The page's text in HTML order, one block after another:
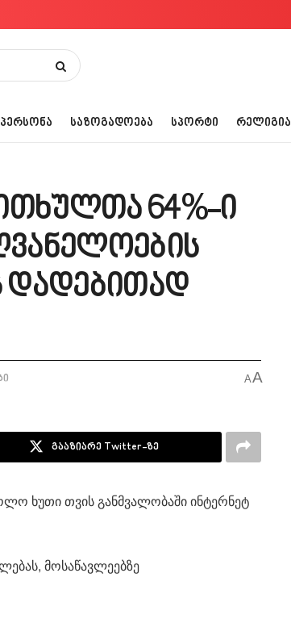
ᲞᲔᲠᲡᲝᲜᲐ ᲡᲐᲖᲝᲒᲐᲓᲝᲔᲑᲐ ᲡᲞᲝᲠᲢᲘ ᲠᲔᲚᲘᲒᲘᲐ
64%-ი
დადებითად
AA
გააზიარე Twitter-ზე
ხუთი თვის განმვალობაში ინტერნეტ
მოსაწავლეებზე